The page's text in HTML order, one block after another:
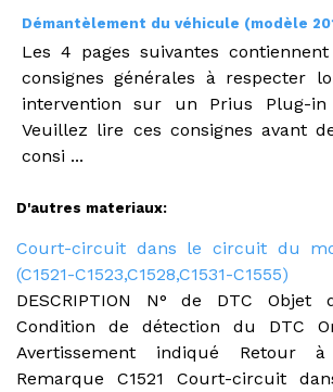
Démantèlement du véhicule (modèle
Les 4 pages suivantes
consignes générales à respecter
intervention sur un Prius Plug-in
Veuillez lire ces consignes avant
consi ...
D'autres materiaux:
Court-circuit dans le circuit du
(C1521-C1523,C1528,C1531-C1555)
DESCRIPTION N° de DTC
Condition de détection du DTC
Avertissement indiqué Retour
Remarque C1521 Court-circuit